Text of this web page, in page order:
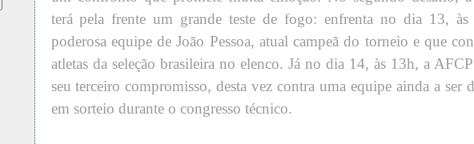
terá pela frente um grande teste de fogo: enfrenta no dia 13,
poderosa equipe de João Pessoa, atual campeã do torneio e que
atletas da seleção brasileira no elenco. Já no dia 14, às 13h, a
seu terceiro compromisso, desta vez contra uma equipe ainda a ser
em sorteio durante o congresso técnico.